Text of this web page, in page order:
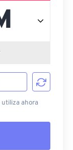
utiliza ahora